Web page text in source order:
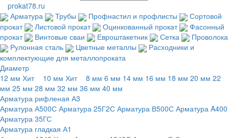
prokat78.ru
Арматура
Трубы Профнастил и профлисты
Сортовой
прокат
Листовой прокат Оцинкованный прокат
Фасонный
прокат
Винтовые сваи Евроштакетник Сетка
Проволока
Рулонная сталь
Цветные металлы
Расходники и
комплектующие для металлопроката
Диаметр
12 мм Хит 10 мм Хит 8 мм 6 мм 14 мм 16 мм 18 мм 20 мм 22
мм 25 мм 28 мм 32 мм 36 мм 40 мм
Арматура рифленая А3
Арматура А500С Арматура 25Г2С Арматура В500С Арматура A400
Арматура 35ГС
Арматура гладкая А1